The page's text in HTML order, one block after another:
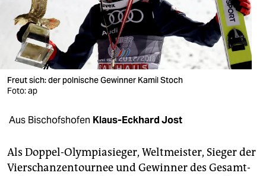
wahrheit
verlag
verlag
veranstaltungen
shop
unterstützen
Freut sich: der polnische Gewinner Kamil Stoch
Foto: ap
Aus Bischofshofen Klaus-Eckhard Jost
Als Doppel-Olympiasieger, Weltmeister, Sieger der
Vierschanzentournee und Gewinner des Gesamt-